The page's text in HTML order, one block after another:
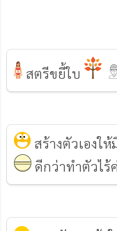
สตรีขยี้ใบ
สร้างตัวเองใ
ดีกว่าทำตัวไร้